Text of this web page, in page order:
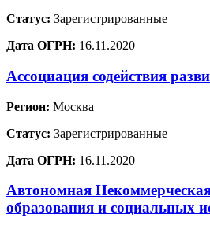
Статус: Зарегистрированные
Дата ОГРН: 16.11.2020
Ассоциация содействия
Регион: Москва
Статус: Зарегистрированные
Дата ОГРН: 16.11.2020
Автономная
образования и социальных